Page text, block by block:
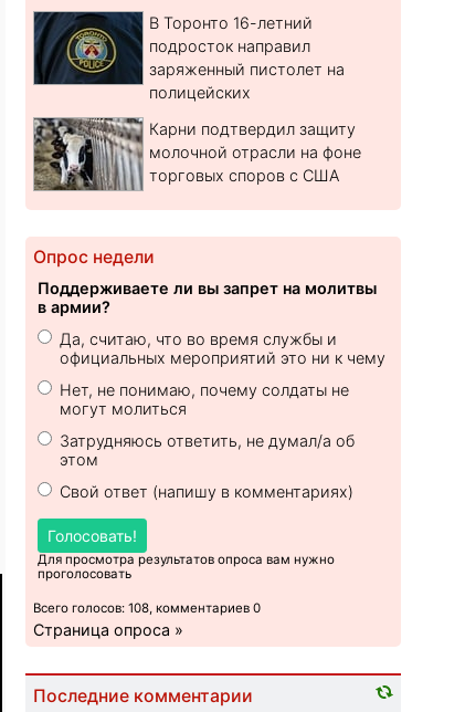
В Торонто 16-летний
подросток направил
заряженный пистолет на
полицейских
Карни подтвердил защиту
молочной отрасли на фоне
торговых споров с США
Опрос недели
Поддерживаете ли вы запрет на молитвы
в армии?
Да, считаю, что во время службы и
официальных мероприятий это ни к чему
Нет, не понимаю, почему солдаты не
могут молиться
Затрудняюсь ответить, не думал/а об
этом
Свой ответ (напишу в комментариях)
Голосовать!
Для просмотра результатов опроса вам нужно
проголосовать
Всего голосов: 108, комментариев 0
Страница опроса »
Последние комментарии